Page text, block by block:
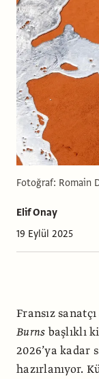
Elif Onay
19 Eylül 2025
Fotoğraf: Romain
Fransız
Burns başlıklı
2026’ya kadar
hazırlanıyor.